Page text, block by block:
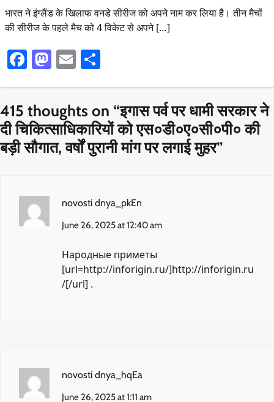
भारत ने इंग्लैंड के खिलाफ वनडे सीरीज को अपने नाम कर लिया है। तीन मैचों
की सीरीज के पहले मैच को 4 विकेट से अपने […]
Facebook
Mastodon
Email
415 thoughts on “इगास पर्व पर धामी सरकार ने
दी चिकित्साधिकारियों को एस०डी०ए०सी०पी० की
बड़ी सौगात, वर्षों पुरानी मांग पर लगाई मुहर”
novosti dnya_pkEn
June 26, 2025 at 12:40 am
Народные приметы
[url=http://inforigin.ru/]http://inforigin.ru
/[/url] .
novosti dnya_hqEa
June 26, 2025 at 1:11 am